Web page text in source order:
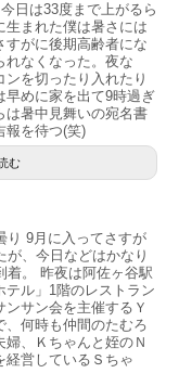
は33度まで上がるら
生まれた僕は暑さには
すがに後期高齢者にな
れなくなった。夜な
を切ったり入れたり
早めに家を出て9時過ぎ
は暑中見舞いの宛名書
報を待つ(笑)
む
9月に入ってさすが
が、今日などはかなり
着。 昨夜は阿佐ヶ谷駅
ル」1階のレストラン
サン会を主催するＹ
、何時も仲間のたむろ
、Ｋちゃんと姪のＮ
経営しているＳちゃ